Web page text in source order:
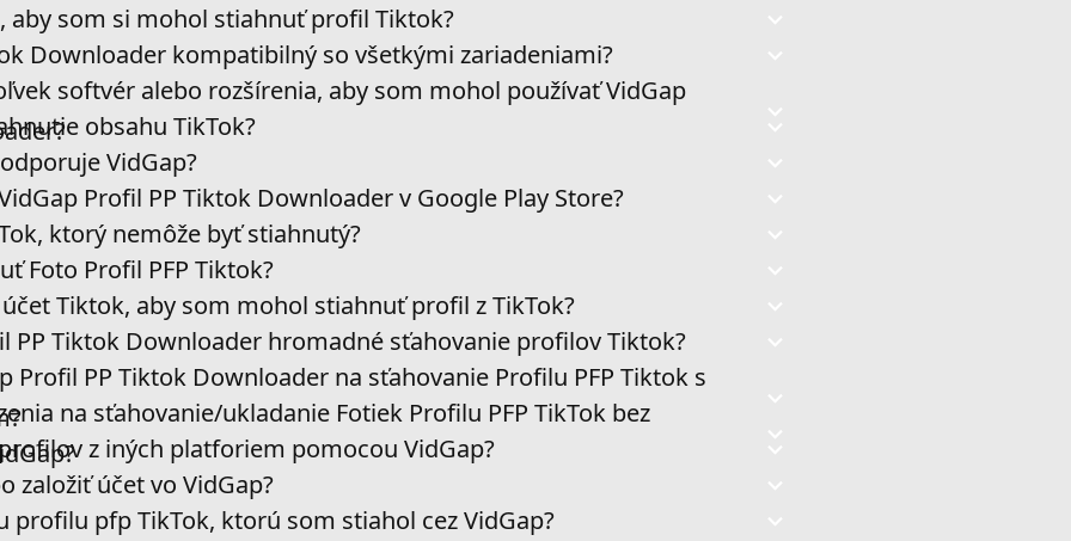
aby som si mohol stiahnuť profil Tiktok?
Downloader kompatibilný so všetkými zariadeniami?
softvér alebo rozšírenia, aby som mohol používať VidGap
obsahu TikTok?
VidGap?
Profil PP Tiktok Downloader v Google Play Store?
ktorý nemôže byť stiahnutý?
Foto Profil PFP Tiktok?
Tiktok, aby som mohol stiahnuť profil z TikTok?
PP Tiktok Downloader hromadné sťahovanie profilov Tiktok?
Profil PP Tiktok Downloader na sťahovanie Profilu PFP Tiktok s
na sťahovanie/ukladanie Fotiek Profilu PFP TikTok bez
z iných platforiem pomocou VidGap?
založiť účet vo VidGap?
pfp TikTok, ktorú som stiahol cez VidGap?